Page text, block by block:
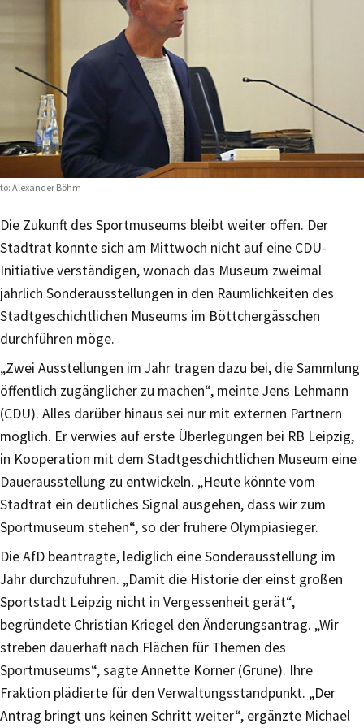
Alexander Böhm
Die Zukunft des Sportmuseums bleibt weiter offen. Der
Stadtrat konnte sich am Mittwoch nicht auf eine CDU-
Initiative verständigen, wonach das Museum zweimal
jährlich Sonderausstellungen in den Räumlichkeiten des
Stadtgeschichtlichen Museums im Böttchergässchen
durchführen möge.
„Zwei Ausstellungen im Jahr tragen dazu bei, die Sammlung
öffentlich zugänglicher zu machen“, meinte Jens Lehmann
(CDU). Alles darüber hinaus sei nur mit externen Partnern
möglich. Er verwies auf erste Überlegungen bei RB Leipzig,
in Kooperation mit dem Stadtgeschichtlichen Museum eine
Dauerausstellung zu entwickeln. „Heute könnte vom
Stadtrat ein deutliches Signal ausgehen, dass wir zum
Sportmuseum stehen“, so der frühere Olympiasieger.
Die AfD beantragte, lediglich eine Sonderausstellung im
Jahr durchzuführen. „Damit die Historie der einst großen
Sportstadt Leipzig nicht in Vergessenheit gerät“,
begründete Christian Kriegel den Änderungsantrag. „Wir
streben dauerhaft nach Flächen für Themen des
Sportmuseums“, sagte Annette Körner (Grüne). Ihre
Fraktion plädierte für den Verwaltungsstandpunkt. „Der
Antrag bringt uns keinen Schritt weiter“, ergänzte Michael